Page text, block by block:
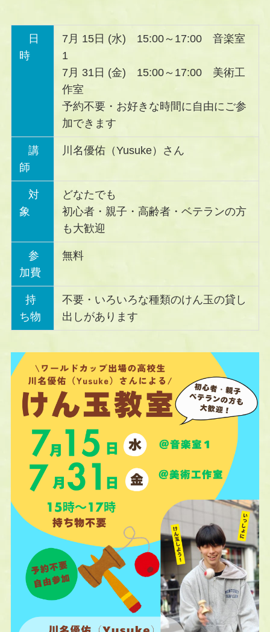
日
時
7月 15日 (水) 15:00～17:00 音楽室
1
7月 31日 (金) 15:00～17:00 美術工
作室
予約不要・お好きな時間に自由にご参
加できます
講
師
川名優佑（Yusuke）さん
対
象
どなたでも
初心者・親子・高齢者・ベテランの方
も大歓迎
参
加費
無料
持
ち物
不要・いろいろな種類のけん玉の貸し
出しがあります